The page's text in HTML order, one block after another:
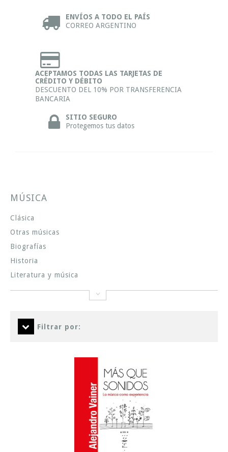
ENVÍOS A TODO EL PAÍS
CORREO ARGENTINO
ACEPTAMOS TODAS LAS TARJETAS DE
CRÉDITO Y DÉBITO
DESCUENTO DEL 10% POR TRANSFERENCIA
BANCARIA
SITIO SEGURO
Protegemos tus datos
MÚSICA
Clásica
Otras músicas
Biografías
Historia
Literatura y música
Filtrar por: